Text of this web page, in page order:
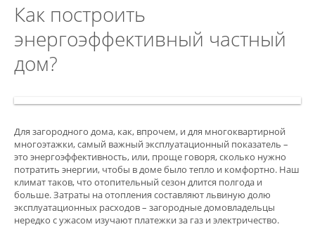
Как построить
энергоэффективный частный
дом?
Для загородного дома, как, впрочем, и для многоквартирной
многоэтажки, самый важный эксплуатационный показатель –
это энергоэффективность, или, проще говоря, сколько нужно
потратить энергии, чтобы в доме было тепло и комфортно. Наш
климат таков, что отопительный сезон длится полгода и
больше. Затраты на отопления составляют львиную долю
эксплуатационных расходов – загородные домовладельцы
нередко с ужасом изучают платежки за газ и электричество.